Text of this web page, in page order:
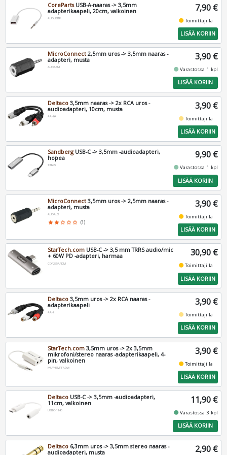
CorePartsUSB-A-naaras -> 3,5mm
adapterikaapeli, 20cm, valkoinen
AUDUSBF
7,90 €
fiber_manual_recordToimittajilla
LISÄÄ KORIIN
MicroConnect 2,5mm uros -> 3,5mm naaras -
adapteri, musta
AUDASM
3,90 €
fiber_manual_recordVarastossa 1 kpl
LISÄÄ KORIIN
Deltaco 3,5mm naaras -> 2x RCA uros -
audioadapteri, 10cm, musta
AA-6A
3,90 €
fiber_manual_recordToimittajilla
LISÄÄ KORIIN
SandbergUSB-C -> 3,5mm -audioadapteri,
hopea
136-27
9,90 €
fiber_manual_recordVarastossa 1 kpl
LISÄÄ KORIIN
MicroConnect 3,5mm uros -> 2,5mm naaras -
adapteri, musta
AUDALX
star star star_border star_border star_border (1)
3,90 €
fiber_manual_recordToimittajilla
LISÄÄ KORIIN
StarTech.com USB-C -> 3,5 mm TRRS audio/mic
+ 60W PD -adapteri, harmaa
CDP235APDM
30,90 €
fiber_manual_recordToimittajilla
LISÄÄ KORIIN
Deltaco 3,5mm uros -> 2x RCA naaras -
adapterikaapeli
AA-6
3,90 €
fiber_manual_recordToimittajilla
LISÄÄ KORIIN
StarTech.com 3,5mm uros -> 2x 3,5mm
mikrofoni/stereo naaras -adapterikaapeli, 4-
pin, valkoinen
MUYHSMFFADW
3,90 €
fiber_manual_recordToimittajilla
LISÄÄ KORIIN
Deltaco USB-C -> 3,5mm -audioadapteri,
11cm, valkoinen
USBC-1145
11,90 €
fiber_manual_recordVarastossa 3 kpl
LISÄÄ KORIIN
Deltaco 6,3mm uros -> 3,5mm stereo naaras -
audioadapteri, musta
2,90 €